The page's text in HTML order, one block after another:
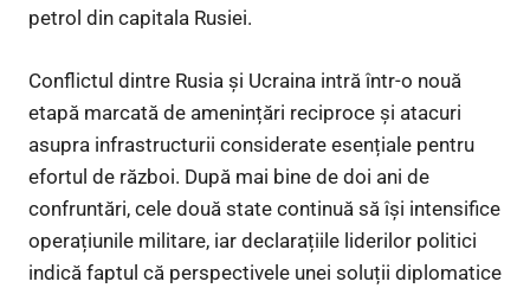
petrol din capitala Rusiei.
Conflictul dintre Rusia și Ucraina intră într-o nouă
etapă marcată de amenințări reciproce și atacuri
asupra infrastructurii considerate esențiale pentru
efortul de război. După mai bine de doi ani de
confruntări, cele două state continuă să își intensifice
operațiunile militare, iar declarațiile liderilor politici
indică faptul că perspectivele unei soluții diplomatice